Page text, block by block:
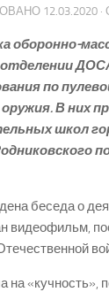
12.03.2020
оборонно­-
по
В них
школ
беседа о
видеофильм,
на «кучность»,